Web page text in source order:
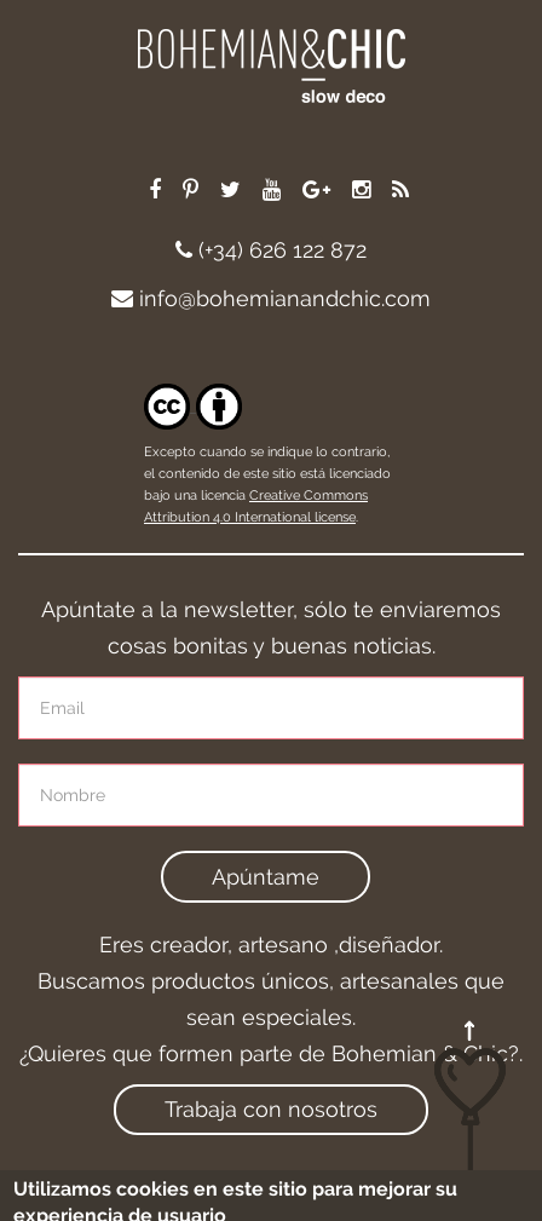
(+34) 626 122 872
info@bohemianandchic.com
Excepto cuando se indique lo contrario,
el contenido de este sitio está licenciado
bajo una licencia Creative Commons
Attribution 4.0 International license.
Apúntate a la newsletter, sólo te enviaremos
cosas bonitas y buenas noticias.
Apúntame
Eres creador, artesano ,diseñador.
Buscamos productos únicos, artesanales que
sean especiales.
¿Quieres que formen parte de Bohemian & Chic?.
Trabaja con nosotros
Utilizamos cookies en este sitio para mejorar su
experiencia de usuario